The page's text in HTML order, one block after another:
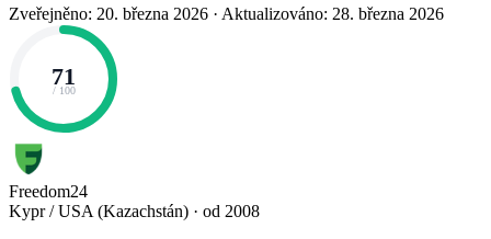
Zveřejněno: 20. března 2026 · Aktualizováno: 28. března 2026
71
/ 100
Freedom24
Kypr / USA (Kazachstán) · od 2008